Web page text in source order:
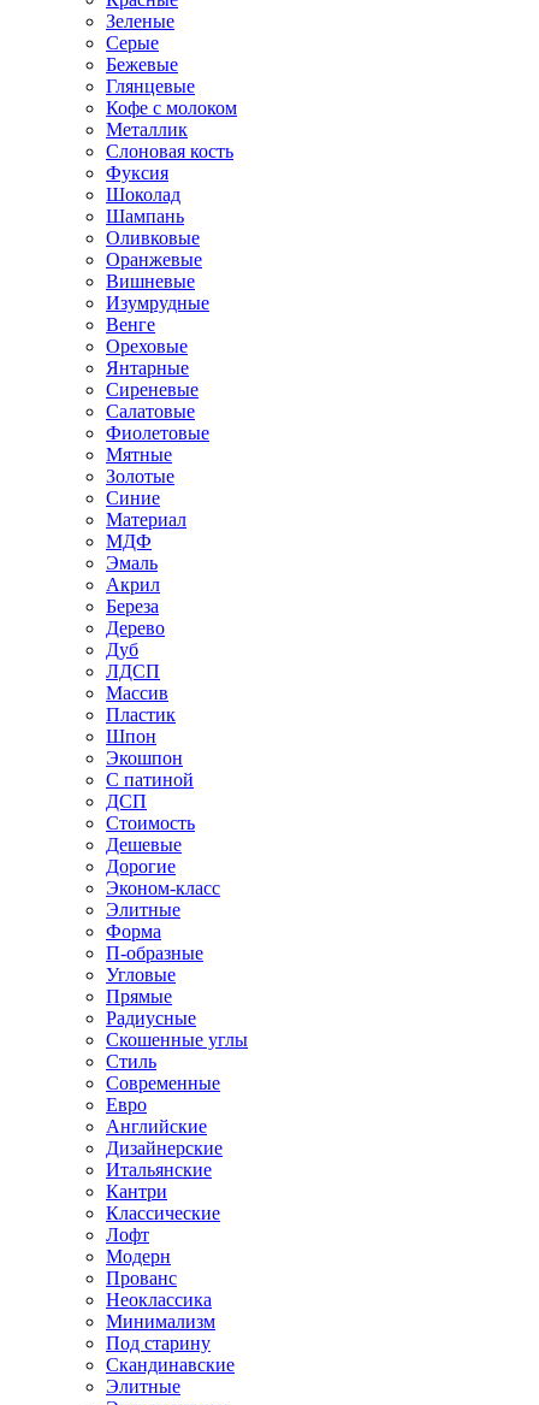
Зеленые
Серые
Бежевые
Глянцевые
Кофе с молоком
Металлик
Слоновая кость
Фуксия
Шоколад
Шампань
Оливковые
Оранжевые
Вишневые
Изумрудные
Венге
Ореховые
Янтарные
Сиреневые
Салатовые
Фиолетовые
Мятные
Золотые
Синие
Материал
МДФ
Эмаль
Акрил
Береза
Дерево
Дуб
ЛДСП
Массив
Пластик
Шпон
Экошпон
С патиной
ДСП
Стоимость
Дешевые
Дорогие
Эконом-класс
Элитные
Форма
П-образные
Угловые
Прямые
Радиусные
Скошенные углы
Стиль
Современные
Евро
Английские
Дизайнерские
Итальянские
Кантри
Классические
Лофт
Модерн
Прованс
Неоклассика
Минимализм
Под старину
Скандинавские
Элитные